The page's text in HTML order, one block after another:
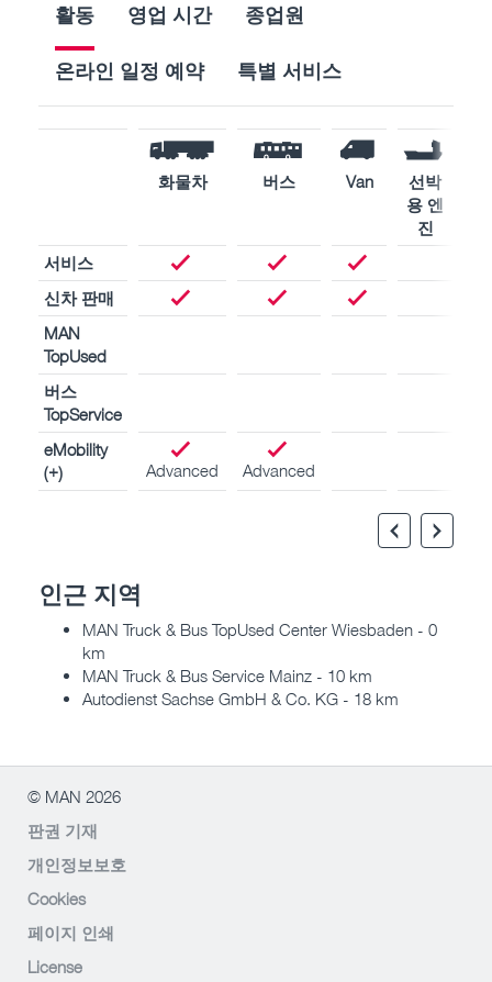
활동 영업 시간 종업원
온라인 일정 예약 특별 서비스
화물차 버스 Van
선박
용 엔
진
서비스
신차 판매
MAN
TopUsed
버스
TopService
eMobility
(+)
Advanced Advanced
인근 지역
MAN Truck & Bus TopUsed Center Wiesbaden - 0
km
MAN Truck & Bus Service Mainz - 10 km
Autodienst Sachse GmbH & Co. KG - 18 km
© MAN 2026
판권 기재
개인정보보호
Cookies
페이지 인쇄
License